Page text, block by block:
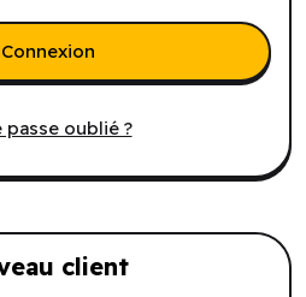
passe oublié ?
Connexion
client